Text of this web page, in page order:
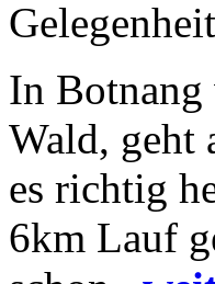
In Botnang
Wald, geht
es richtig
6km Lauf